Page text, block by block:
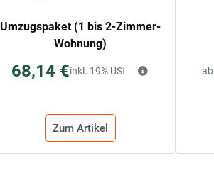
Umzugspaket (1 bis 2-Zimmer-
Wohnung)
68,14 €inkl. 19% USt.
Zum Artikel
ab